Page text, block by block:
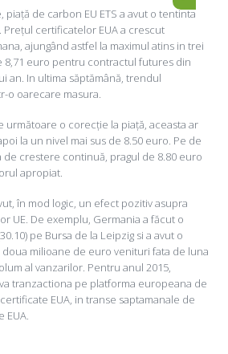
de carbon EU ETS a avut o tentinta
certificatelor EUA a crescut
ajungând astfel la maximul atins in trei
8,71 euro pentru contractul futures din
an. In ultima săptămână, trendul
o oarecare masura.
următoare o corecție la piață, aceasta ar
la un nivel mai sus de 8.50 euro. Pe de
crestere continuă, pragul de 8.80 euro
apropiat.
în mod logic, un efect pozitiv asupra
UE. De exemplu, Germania a făcut o
pe Bursa de la Leipzig si a avut o
milioane de euro venituri fata de luna
al vanzarilor. Pentru anul 2015,
tranzactiona pe platforma europeana de
EUA, in transe saptamanale de
EUA.